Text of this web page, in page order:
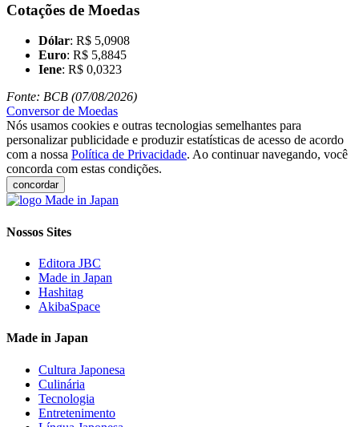
Cotações de Moedas
Dólar: R$ 5,0908
Euro: R$ 5,8845
Iene: R$ 0,0323
Fonte: BCB (07/08/2026)
Conversor de Moedas
Nós usamos cookies e outras tecnologias semelhantes para
personalizar publicidade e produzir estatísticas de acesso de acordo
com a nossa Política de Privacidade. Ao continuar navegando, você
concorda com estas condições.
concordar
Nossos Sites
Editora JBC
Made in Japan
Hashitag
AkibaSpace
Made in Japan
Cultura Japonesa
Culinária
Tecnologia
Entretenimento